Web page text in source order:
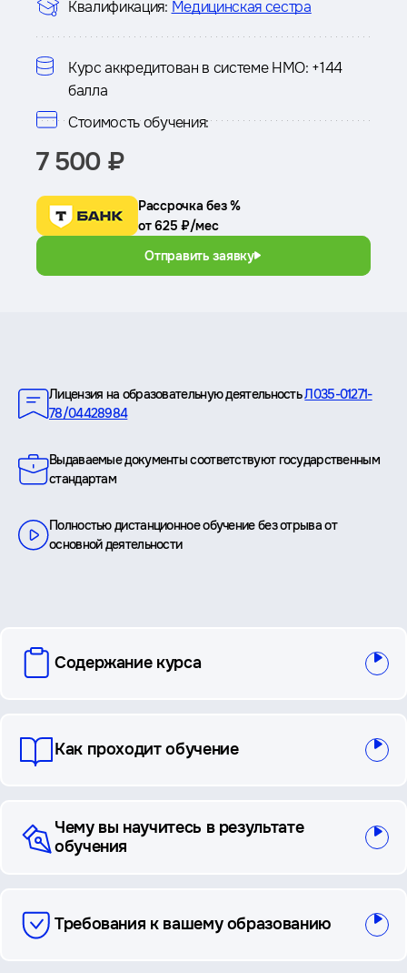
Квалификация: Медицинская сестра
Курс аккредитован в системе НМО: +144
балла
Стоимость обучения:
7 500 ₽
Рассрочка без %
от 625 ₽/мес
Отправить заявку
Лицензия на образовательную деятельностьЛ035-01271-
78/04428984
Выдаваемые документы соответствуют государственным
стандартам
Полностью дистанционное обучение без отрыва от
основной деятельности
вопросы
Содержание курса
Как проходит обучение
Чему вы научитесь в результате
обучения
Требования к вашему образованию